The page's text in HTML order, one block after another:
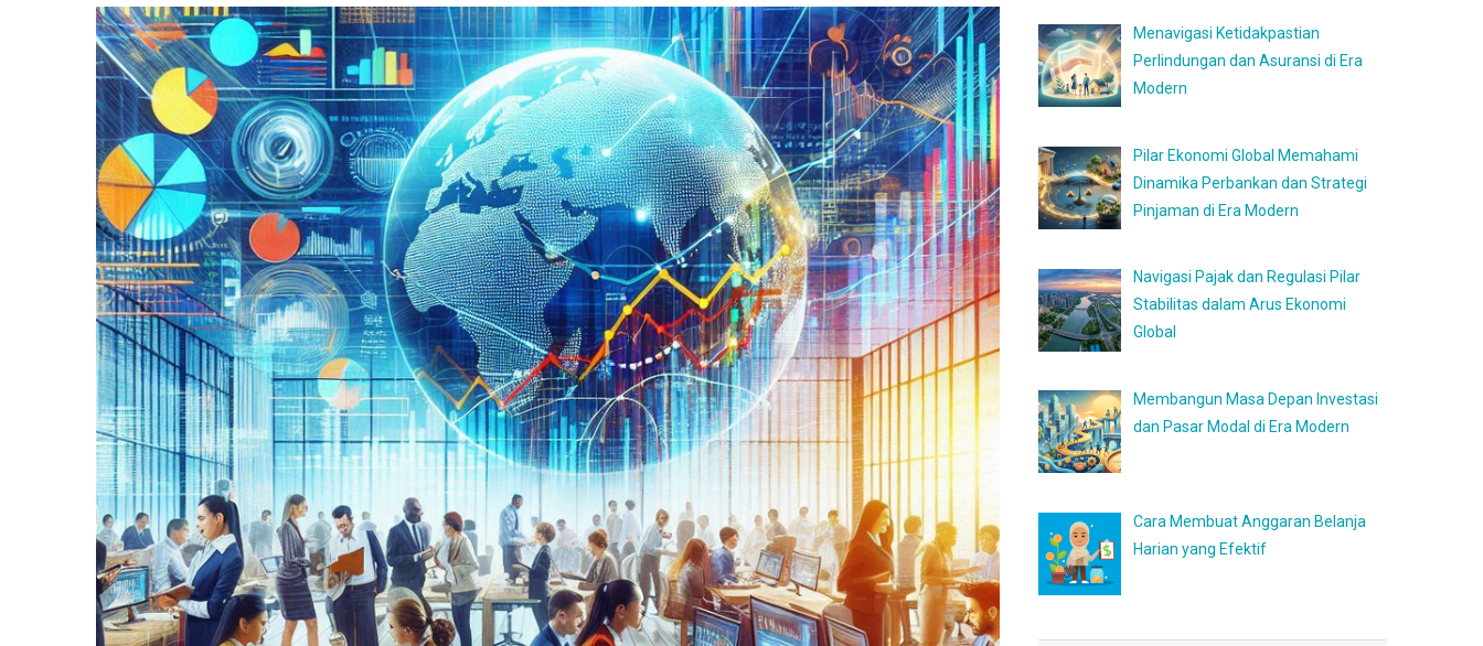
Menavigasi Ketidakpastian
Perlindungan dan Asuransi di Era
Modern
Pilar Ekonomi Global Memahami
Dinamika Perbankan dan Strategi
Pinjaman di Era Modern
Navigasi Pajak dan Regulasi Pilar
Stabilitas dalam Arus Ekonomi
Global
Membangun Masa Depan Investasi
dan Pasar Modal di Era Modern
Cara Membuat Anggaran Belanja
Harian yang Efektif